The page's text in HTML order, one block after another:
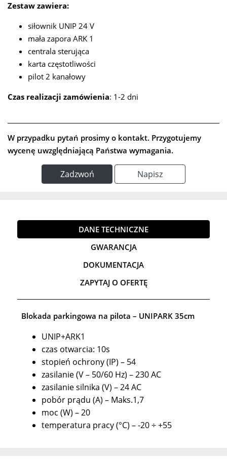
Zestaw zawiera:
siłownik UNIP 24 V
mała zapora ARK 1
centrala sterująca
karta częstotliwości
pilot 2 kanałowy
Czas realizacji zamówienia: 1-2 dni
W przypadku pytań prosimy o kontakt. Przygotujemy
wycenę uwzględniającą Państwa wymagania.
Zadzwoń Napisz
DANE TECHNICZNE
GWARANCJA
DOKUMENTACJA
ZAPYTAJ O OFERTĘ
Blokada parkingowa na pilota – UNIPARK 35cm
UNIP+ARK1
czas otwarcia: 10s
stopień ochrony (IP) – 54
zasilanie (V – 50/60 Hz) – 230 AC
zasilanie silnika (V) – 24 AC
pobór prądu (A) – Maks.1,7
moc (W) – 20
temperatura pracy (°C) – -20 ÷ +55